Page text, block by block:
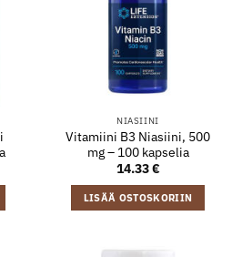
NIASIINI
Vitamiini B3 Niasiini, 500
mg – 100 kapselia
14.33€
LISÄÄ OSTOSKORIIN